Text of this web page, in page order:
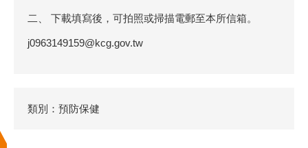
二、 下載填寫後，可拍照或掃描電郵至本所信箱。
j0963149159@kcg.gov.tw
類別：預防保健